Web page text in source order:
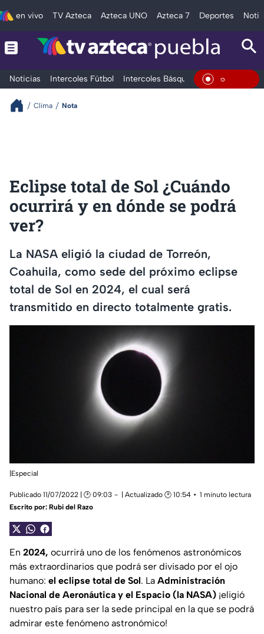
en vivo TV Azteca Azteca UNO Azteca 7 Deportes
Noticias Intercoles Fútbol Intercoles Básquetbol DeportesEn Vivo
Clima Nota
Eclipse total de Sol ¿Cuándo
ocurrirá y en dónde se podrá
ver?
La NASA eligió la ciudad de Torreón,
Coahuila, como sede del próximo eclipse
total de Sol en 2024, el cual será
transmitido en directo totalmente gratis.
|Especial
Publicado 11/07/2022 | 🕑 09:03 | Actualizado 🕑 10:54
1 minuto lectura
Escrito por: Rubi del Razo
En 2024, ocurrirá uno de los fenómenos astronómicos
más extraordinarios que podrá ser divisado por el ojo
humano: el eclipse total de Sol. La Administración
Nacional de Aeronáutica y el Espacio (la NASA) ¡eligió
nuestro país para ser la sede principal en la que se podrá
admirar este fenómeno astronómico!